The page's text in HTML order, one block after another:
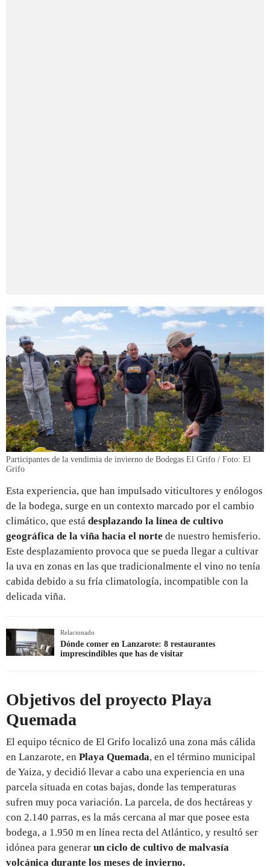
Participantes de la vendimia de invierno de Bodegas El Grifo / Foto: El
Grifo
Esta experiencia, que han impulsado viticultores y enólogos
de la bodega, surge en un contexto marcado por el cambio
climático, que está desplazando la línea de cultivo
geográfica de la viña hacia el norte de nuestro hemisferio.
Este desplazamiento provoca que se pueda llegar a cultivar
la uva en zonas en las que tradicionalmente el vino no tenía
cabida debido a su fría climatología, incompatible con la
delicada viña.
Relacionado
Dónde comer en Lanzarote: 8 restaurantes
imprescindibles que has de visitar
Objetivos del proyecto Playa
Quemada
El equipo técnico de El Grifo localizó una zona más cálida
en Lanzarote, en Playa Quemada, en el término municipal
de Yaiza, y decidió llevar a cabo una experiencia en una
parcela situada en cotas bajas, donde las temperaturas
sufren muy poca variación. La parcela, de dos hectáreas y
con 2.140 parras, es la más cercana al mar que posee esta
bodega, a 1.950 m en línea recta del Atlántico, y resultó ser
idónea para generar un ciclo de cultivo de malvasía
volcánica durante los meses de invierno.